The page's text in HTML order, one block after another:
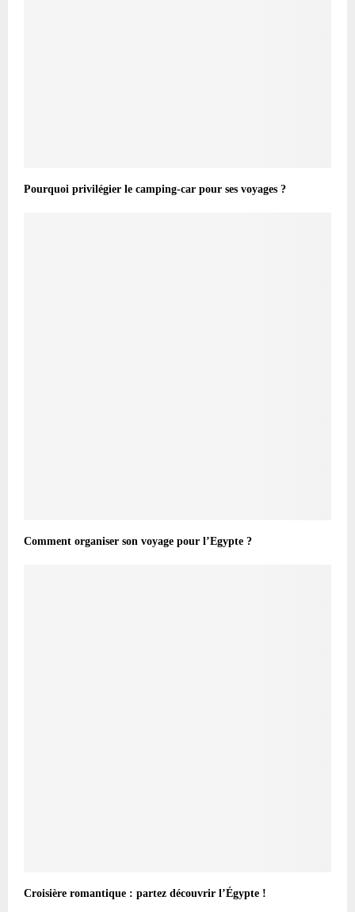
Pourquoi privilégier le camping-car pour ses voyages ?
Comment organiser son voyage pour l’Egypte ?
Croisière romantique : partez découvrir l’Égypte !